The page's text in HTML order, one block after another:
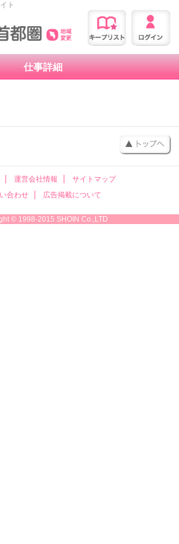
ト
仕事詳細
運営会社情報
サイトマップ
合わせ
広告掲載について
© 1998-2015 SHOIN Co.,LTD